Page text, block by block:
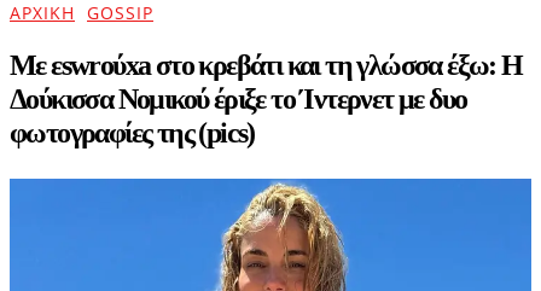
ΑΡΧΙΚΉ GOSSIP
Με εswrούxa στο κρεβάτι και τη γλώσσα έξω: Η
Δούκισσα Νομικού έριξε το Ίντερνετ με δυο
φωτογραφίες της (pics)